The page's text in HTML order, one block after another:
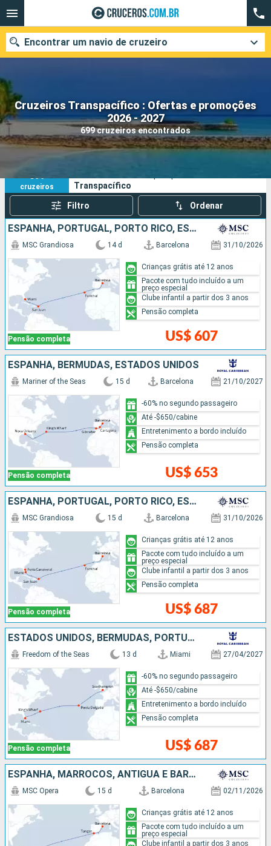
Cruzeiros Transpacífico : Ofertas e promoções
2026 - 2027
699 cruzeiros encontrados
Encontrar um navio de cruzeiro
Quando ir?
Data de partida
Cidades
Pesquisar
699
cruzeiros
Transpacífico
Filtro Ordenar
ESPANHA, PORTUGAL, PORTO RICO, ESTADOS UNIDOS
Pensão completa
MSC Grandiosa 14 d Barcelona 31/10/2026
US$ 607
Crianças grátis até 12 anos
Pacote com tudo incluído a um
preço especial
Clube infantil a partir dos 3 anos
Pensão completa
ESPANHA, BERMUDAS, ESTADOS UNIDOS
Pensão completa
Mariner of the Seas 15 d Barcelona 21/10/2027
US$ 653
-60% no segundo passageiro
Até -$650/cabine
Entretenimento a bordo incluído
Pensão completa
ESPANHA, PORTUGAL, PORTO RICO, ESTADOS UNIDOS
Pensão completa
MSC Grandiosa 15 d Barcelona 31/10/2026
US$ 687
Crianças grátis até 12 anos
Pacote com tudo incluído a um
preço especial
Clube infantil a partir dos 3 anos
Pensão completa
ESTADOS UNIDOS, BERMUDAS, PORTUGAL
Pensão completa
Freedom of the Seas 13 d Miami 27/04/2027
US$ 687
-60% no segundo passageiro
Até -$650/cabine
Entretenimento a bordo incluído
Pensão completa
ESPANHA, MARROCOS, ANTIGUA E BARBUDA, REPUBLICA DOMINICANA
MSC Opera 15 d Barcelona 02/11/2026
Crianças grátis até 12 anos
Pacote com tudo incluído a um
preço especial
Clube infantil a partir dos 3 anos